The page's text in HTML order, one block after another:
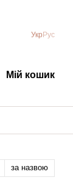
Укр Рус
Мій кошик
за назвою